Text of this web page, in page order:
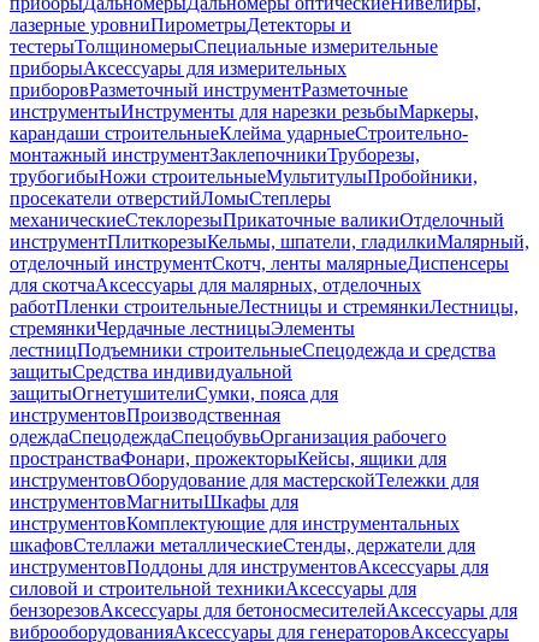
лазерные уровниПирометрыДетекторы и
тестерыТолщиномерыСпециальные измерительные
приборыАксессуары для измерительных
приборовРазметочный инструментРазметочные
инструментыИнструменты для нарезки резьбыМаркеры,
карандаши строительныеКлейма ударныеСтроительно-
монтажный инструментЗаклепочникиТруборезы,
трубогибыНожи строительныеМультитулыПробойники,
просекатели отверстийЛомыСтеплеры
механическиеСтеклорезыПрикаточные валикиОтделочный
инструментПлиткорезыКельмы, шпатели, гладилкиМалярный,
отделочный инструментСкотч, ленты малярныеДиспенсеры
для скотчаАксессуары для малярных, отделочных
работПленки строительныеЛестницы и стремянкиЛестницы,
стремянкиЧердачные лестницыЭлементы
лестницПодъемники строительныеСпецодежда и средства
защитыСредства индивидуальной
защитыОгнетушителиСумки, пояса для
инструментовПроизводственная
одеждаСпецодеждаСпецобувьОрганизация рабочего
пространстваФонари, прожекторыКейсы, ящики для
инструментовОборудование для мастерскойТележки для
инструментовМагнитыШкафы для
инструментовКомплектующие для инструментальных
шкафовСтеллажи металлическиеСтенды, держатели для
инструментовПоддоны для инструментовАксессуары для
силовой и строительной техникиАксессуары для
бензорезовАксессуары для бетоносмесителейАксессуары для
виброоборудованияАксессуары для генераторовАксессуары